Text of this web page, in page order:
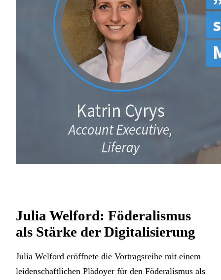
Julia Welford: Föderalismus
als Stärke der Digitalisierung
Julia Welford eröffnete die Vortragsreihe mit einem
leidenschaftlichen Plädoyer für den Föderalismus als